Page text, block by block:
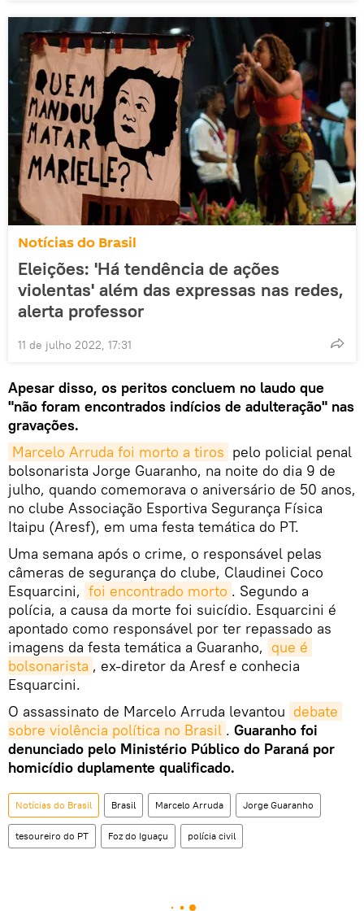
Notícias do Brasil
Eleições: 'Há tendência de ações
violentas' além das expressas nas redes,
alerta professor
11 de julho 2022, 17:31
Apesar disso, os peritos concluem no laudo que
"não foram encontrados indícios de adulteração" nas
gravações.
Marcelo Arruda foi morto a tiros pelo policial penal
bolsonarista Jorge Guaranho, na noite do dia 9 de
julho, quando comemorava o aniversário de 50 anos,
no clube Associação Esportiva Segurança Física
Itaipu (Aresf), em uma festa temática do PT.
Uma semana após o crime, o responsável pelas
câmeras de segurança do clube, Claudinei Coco
Esquarcini, foi encontrado morto . Segundo a
polícia, a causa da morte foi suicídio. Esquarcini é
apontado como responsável por ter repassado as
imagens da festa temática a Guaranho, que é
bolsonarista , ex-diretor da Aresf e conhecia
Esquarcini.
O assassinato de Marcelo Arruda levantou debate
sobre violência política no Brasil . Guaranho foi
denunciado pelo Ministério Público do Paraná por
homicídio duplamente qualificado.
Notícias do Brasil Brasil Marcelo Arruda Jorge Guaranho
tesoureiro do PT Foz do Iguaçu polícia civil